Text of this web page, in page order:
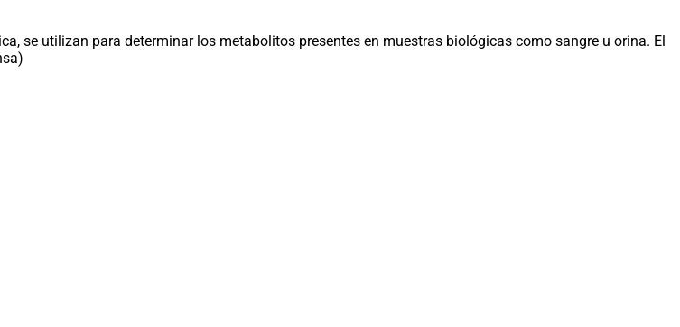
se utilizan para determinar los metabolitos presentes en muestras biológicas como sangre u orina. El